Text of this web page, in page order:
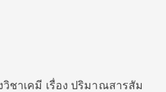
ชาเคมี เรื่อง ปริมาณสารสัม